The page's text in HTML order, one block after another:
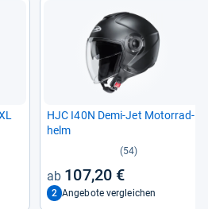
HJC I40N Demi-​Jet Motor­rad­
helm
(54)
107,20 €
2 Angebote vergleichen